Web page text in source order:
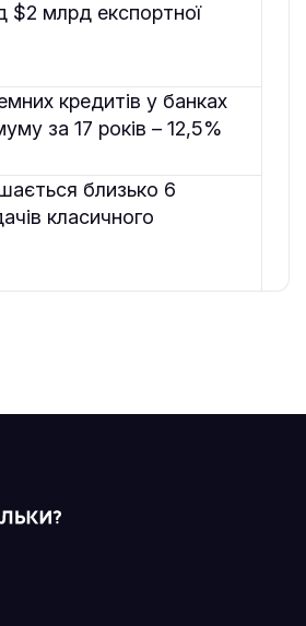
$2 млрд експортної
кредитів у банках
за 17 років – 12,5%
близько 6
класичного